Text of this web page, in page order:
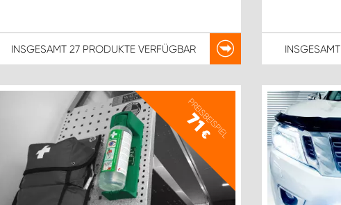
INSGESAMT 27 PRODUKTE VERFÜGBAR INSGESAMT
PREISBEISPIEL
71
€